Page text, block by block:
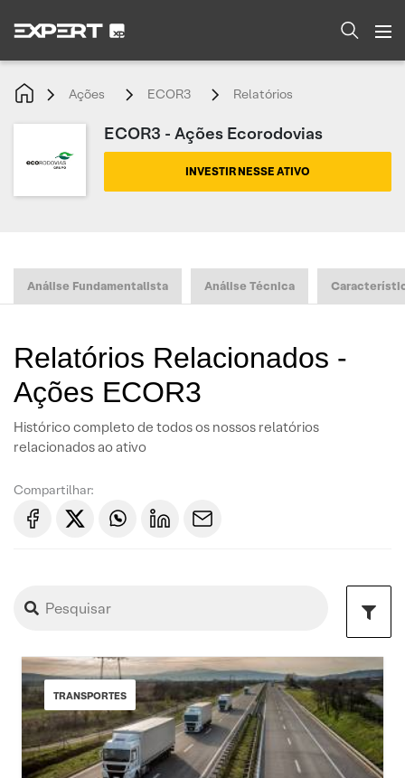
Ações ECOR3 Relatórios
ECOR3 - Ações Ecorodovias
INVESTIR NESSE ATIVO
Análise Fundamentalista Análise Técnica
Relatórios Relacionados -
Ações ECOR3
Histórico completo de todos os nossos relatórios
relacionados ao ativo
Compartilhar:
TRANSPORTES